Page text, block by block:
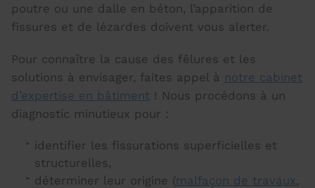
poutre ou une dalle en béton, l’apparition de
fissures et de lézardes doivent vous alerter.
Pour connaître la cause des fêlures et les
solutions à envisager, faites appel à notre cabinet
d’expertise en bâtiment ! Nous procédons à un
diagnostic minutieux pour :
identifier les fissurations superficielles et
structurelles,
déterminer leur origine (malfaçon de travaux ,